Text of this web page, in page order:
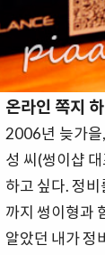
온라인 쪽지
2006년 늦가을
성 씨(썽이샵
하고 싶다. 정
까지 썽이형과
알았던 내가 정